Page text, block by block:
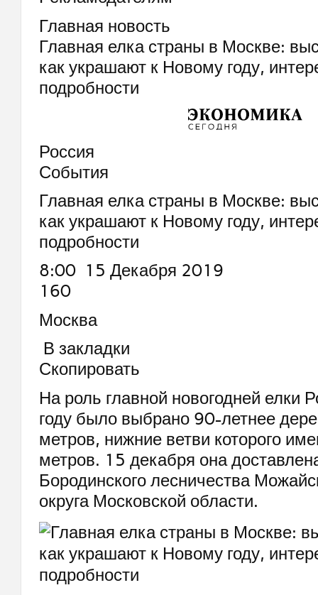
Главная новость
Главная елка страны в Москве:
как украшают к Новому году,
подробности
Россия
События
Главная елка страны в Москве:
как украшают к Новому году,
подробности
8:00 15 Декабря 2019
160
Москва
В закладки
Скопировать
На роль главной новогодней елки
году было выбрано 90-летнее
метров, нижние ветви которого
метров. 15 декабря она
Бородинского лесничества
округа Московской области.